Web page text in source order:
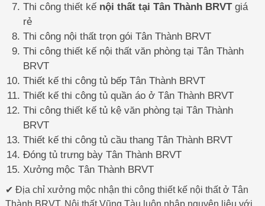
Thi công thiết kế nội thất tại Tân Thành BRVTgiá
rẻ
Thi công nội thất trọn gói Tân Thành BRVT
Thi công thiết kế nội thất văn phòng tại Tân Thành
BRVT
Thiết kế thi công tủ bếp Tân Thành BRVT
Thiết kế thi công tủ quần áo ở Tân Thành BRVT
Thi công thiết kế tủ kệ văn phòng tại Tân Thành
BRVT
Thiết kế thi công tủ cầu thang Tân Thành BRVT
Đóng tủ trưng bày Tân Thành BRVT
Xưởng mộc Tân Thành BRVT
✔ Địa chỉ xưởng mộc nhận thi công thiết kế nội thất ở Tân
Thành BRVT, Nội thất Vũng Tàu luôn nhập nguyên liệu với